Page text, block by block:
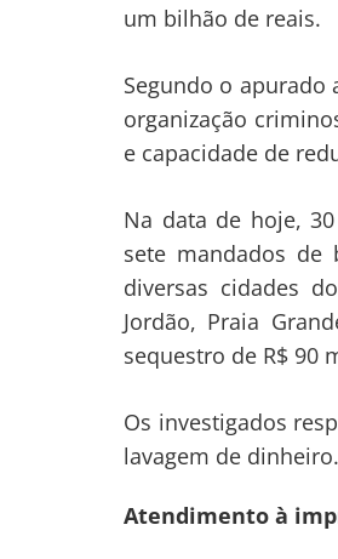
um bilhão de reais.
Segundo o
organização
e capacidade de
Na data de hoje,
sete mandados de
diversas cidades
Jordão, Praia
sequestro de R$ 90
Os investigados
lavagem de dinheiro.
Atendimento à